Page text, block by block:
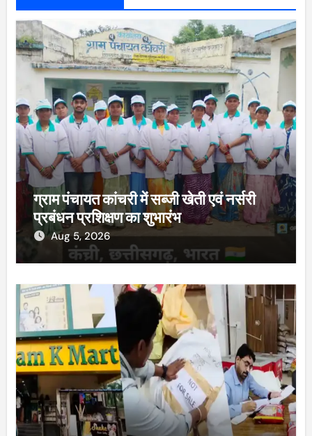
ग्राम पंचायत कांचरी में सब्जी खेती एवं नर्सरी
प्रबंधन प्रशिक्षण का शुभारंभ
Aug 5, 2026